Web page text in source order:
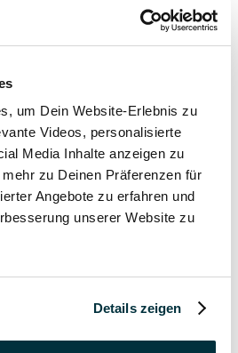
um Dein Website-Erlebnis zu
Videos, personalisierte
Media Inhalte anzeigen zu
zu Deinen Präferenzen für
Angebote zu erfahren und
unserer Website zu
Details zeigen
Zahnwechsel?